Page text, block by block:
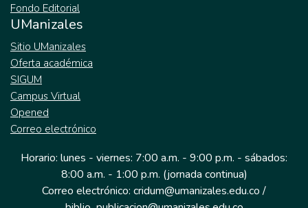
Fondo Editorial
UManizales
Sitio UManizales
Oferta académica
SIGUM
Campus Virtual
Opened
Correo electrónico
Horario: lunes - viernes: 7:00 a.m. - 9:00 p.m. - sábados:
8:00 a.m. - 1:00 p.m. (jornada continua)
Correo electrónico: cridum@umanizales.edu.co /